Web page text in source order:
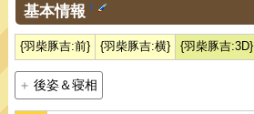
基本情報 †
{羽柴豚吉:前} {羽柴豚吉:横} {羽柴豚吉:3D}
後姿＆寝相